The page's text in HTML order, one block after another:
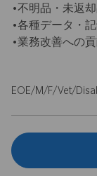
•不明品・未返
•各種データ・
•業務改善への
EOE/M/F/Vet/